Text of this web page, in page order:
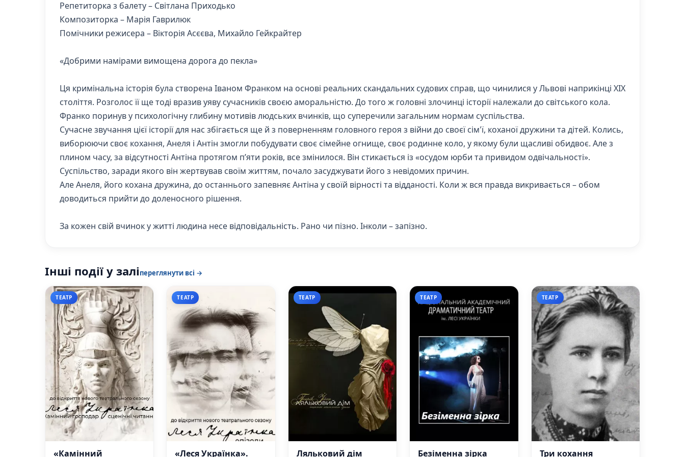
Репетиторка з балету – Світлана Приходько
Композиторка – Марія Гаврилюк
Помічники режисера – Вікторія Асєєва, Михайло Гейкрайтер
«Добрими намірами вимощена дорога до пекла»
Ця кримінальна історія була створена Іваном Франком на основі реальних скандальних судових справ, що чинилися у Львові наприкінці ХIX
століття. Розголос її ще тоді вразив уяву сучасників своєю аморальністю. До того ж головні злочинці історії належали до світського кола.
Франко поринув у психологічну глибину мотивів людських вчинків, що суперечили загальним нормам суспільства.
Сучасне звучання цієї історії для нас збігається ще й з поверненням головного героя з війни до своєї сім'ї, коханої дружини та дітей. Колись,
виборюючи своє кохання, Анеля і Антін змогли побудувати своє сімейне огнище, своє родинне коло, у якому були щасливі обидвоє. Але з
плином часу, за відсутності Антіна протягом п’яти років, все змінилося. Він стикається із «осудом юрби та привидом одвічальності».
Суспільство, заради якого він жертвував своїм життям, почало засуджувати його з невідомих причин.
Але Анеля, його кохана дружина, до останнього запевняє Антіна у своїй вірності та відданості. Коли ж вся правда викривається – обом
доводиться прийти до доленосного рішення.
За кожен свій вчинок у житті людина несе відповідальність. Рано чи пізно. Інколи – запізно.
Інші події у заліпереглянути всі →
ТЕАТР
«Камінний
ТЕАТР
«Леся Українка».
ТЕАТР
Ляльковий дім
ТЕАТР
Безіменна зірка
ТЕАТР
Три кохання